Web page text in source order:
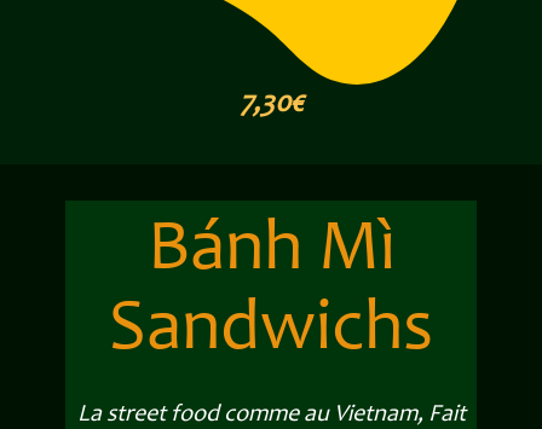
7,30€
Bánh Mì
Sandwichs
La street food comme au Vietnam, Fait